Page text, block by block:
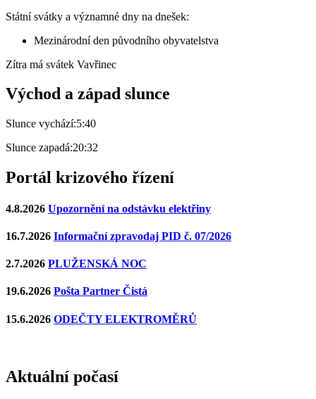
Státní svátky a významné dny na dnešek:
Mezinárodní den původního obyvatelstva
Zítra má svátek Vavřinec
Východ a západ slunce
Slunce vychází:5:40
Slunce zapadá:20:32
Portál krizového řízení
4.8.2026 Upozornění na odstávku elektřiny
16.7.2026 Informační zpravodaj PID č. 07/2026
2.7.2026 PLUŽENSKÁ NOC
19.6.2026 Pošta Partner Čistá
15.6.2026 ODEČTY ELEKTROMĚRŮ
Aktuální počasí